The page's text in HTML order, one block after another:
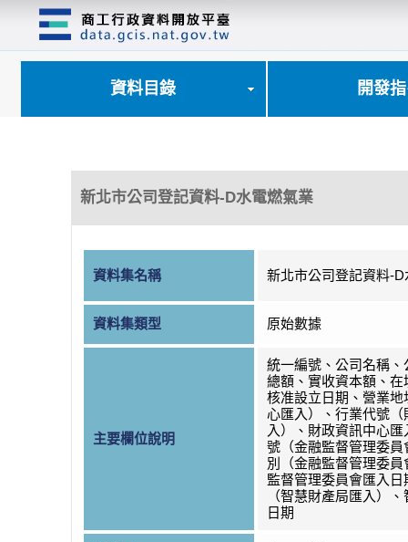
資料目錄 開發
新北市公司登記資料-D水電燃氣業
資料集名稱 新北市公司登記資料-
資料集類型 原始數據
主要欄位說明
統一編號、公司名稱、
總額、實收資本額、在
核准設立日期、營業地
心匯入）、行業代號（
入）、財政資訊中心
號（金融監督管理委員
別（金融監督管理委
監督管理委員會匯入日
（智慧財產局匯入）
日期